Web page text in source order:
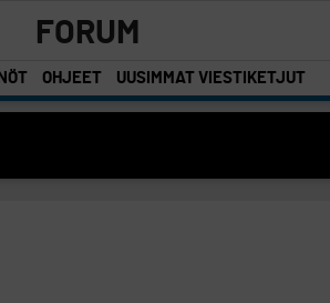
FORUM
OHJEET UUSIMMAT VIESTIKETJUT